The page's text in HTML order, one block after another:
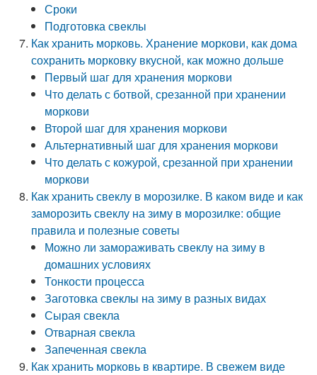
Сроки
Подготовка свеклы
Как хранить морковь. Хранение моркови, как дома
сохранить морковку вкусной, как можно дольше
Первый шаг для хранения моркови
Что делать с ботвой, срезанной при хранении
моркови
Второй шаг для хранения моркови
Альтернативный шаг для хранения моркови
Что делать с кожурой, срезанной при хранении
моркови
Как хранить свеклу в морозилке. В каком виде и как
заморозить свеклу на зиму в морозилке: общие
правила и полезные советы
Можно ли замораживать свеклу на зиму в
домашних условиях
Тонкости процесса
Заготовка свеклы на зиму в разных видах
Сырая свекла
Отварная свекла
Запеченная свекла
Как хранить морковь в квартире. В свежем виде